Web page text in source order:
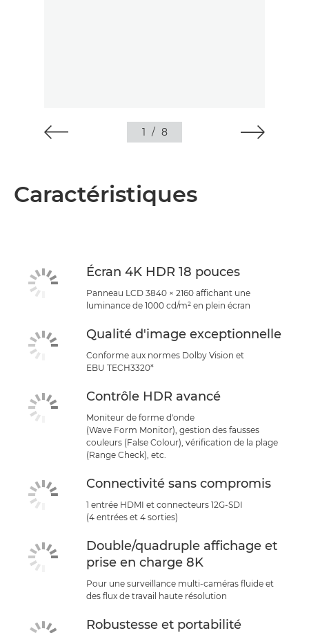
1 / 8
Caractéristiques
Écran 4K HDR 18 pouces
Panneau LCD 3840 × 2160 affichant une
luminance de 1000 cd/m² en plein écran
Qualité d'image exceptionnelle
Conforme aux normes Dolby Vision et
EBU TECH3320*
Contrôle HDR avancé
Moniteur de forme d'onde
(Wave Form Monitor), gestion des fausses
couleurs (False Colour), vérification de la plage
(Range Check), etc.
Connectivité sans compromis
1 entrée HDMI et connecteurs 12G-SDI
(4 entrées et 4 sorties)
Double/quadruple affichage et
prise en charge 8K
Pour une surveillance multi-caméras fluide et
des flux de travail haute résolution
Robustesse et portabilité